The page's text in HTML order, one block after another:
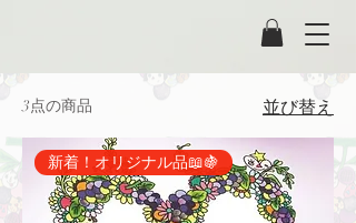
3点の商品 並び替え
新着！オリジナル品📖🍇